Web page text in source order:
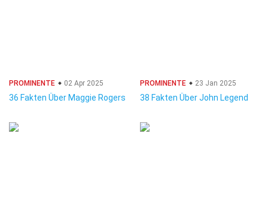
PROMINENTE 02 Apr 2025
36 Fakten Über Maggie Rogers
PROMINENTE 23 Jan 2025
38 Fakten Über John Legend